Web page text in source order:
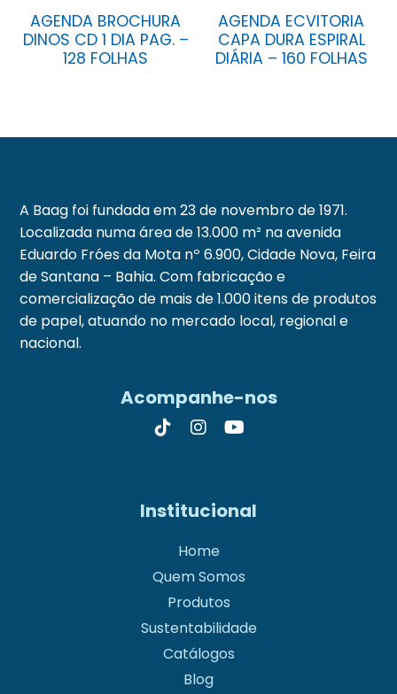
AGENDA BROCHURA
DINOS CD 1 DIA PAG. –
128 FOLHAS
AGENDA ECVITORIA
CAPA DURA ESPIRAL
DIÁRIA – 160 FOLHAS
A Baag foi fundada em 23 de novembro de 1971.
Localizada numa área de 13.000 m² na avenida
Eduardo Fróes da Mota nº 6.900, Cidade Nova, Feira
de Santana – Bahia. Com fabricação e
comercialização de mais de 1.000 itens de produtos
de papel, atuando no mercado local, regional e
nacional.
Acompanhe-nos
Institucional
Home
Quem Somos
Produtos
Sustentabilidade
Catálogos
Blog